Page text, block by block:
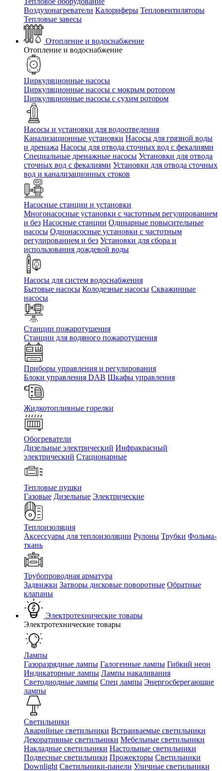
Воздухонагреватели Калориферы Тепловентиляторы
Тепловые завесы
Отопление и водоснабжение
Отопление и водоснабжение
Циркуляционные насосы
Циркуляционные насосы с мокрым ротором
Циркуляционные насосы с сухим ротором
Насосы и установки для водоотведения
Канализационные установки Насосы для грязной воды
и дренажа Насосы для отвода сточных вод c фекалиями
Специальные дренажные насосы Установки для отвода
сточных вод c фекалиями Установки для отвода сточных
вод и канализационных стоков
Насосные станции и установки
Многонасосные установки с частотным регулированием
и без Насосные станции Одинарные повысительные
насосы Однонасосные установки с частотным
регулированием и без Установки для сбора и
использования дождевой воды
Насосы для систем водоснабжения
Бытовые насосы Колодезные насосы Скважинные
насосы
Станции пожаротушения
Станции для водяного пожаротушения
Приборы управления и регулирования
Блоки управления DAB Шкафы управления
Жидкотопливные горелки
Обогреватели
Дизельные электрический Инфракрасный
электрический Стационарные
Тепловые пушки
Газовые Дизельные Электрические
Теплоизоляция
Аксессуары для теплоизоляции Рулоны Трубки Фольма-
ткань
Трубопроводная арматура
Задвижки Затворы дисковые поворотные Обратные
клапаны
Электротехнические товары
Электротехнические товары
Лампы
Газоразрядные лампы Галогенные лампы Гибкий неон
Индикаторные лампы Лампы накаливания
Светодиодные лампы Спец лампы Энергосберегающие
лампы
Светильники
Аварийные светильники Встраиваемые светильники
Декоративные светильники Мебельные светильники
Накладные светильники Настольные светильники
Подвесные светильники Прожекторы Светильники
Downlight Светильники-панели Уличные светильники